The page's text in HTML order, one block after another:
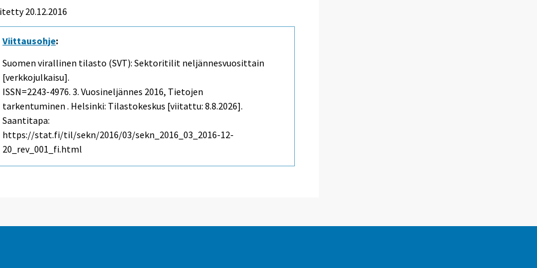
20.12.2016
Viittausohje:
Suomen virallinen tilasto (SVT): Sektoritilit neljännesvuosittain
[verkkojulkaisu].
ISSN=2243-4976.3. Vuosineljännes 2016, Tietojen
tarkentuminen . Helsinki: Tilastokeskus [viitattu: 8.8.2026].
Saantitapa:
https://stat.fi/til/sekn/2016/03/sekn_2016_03_2016-12-
20_rev_001_fi.html